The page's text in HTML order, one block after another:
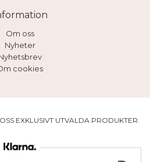
Om oss
Nyheter
cookies
EXKLUSIVT UTVALDA PRODUKTER.